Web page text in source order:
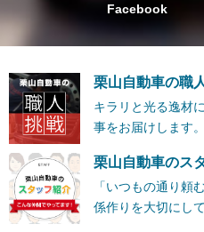
Facebook
栗山自動車の職
キラリと光る逸材
事をお届けします。
栗山自動車のス
「いつもの通り頼
係作りを大切にして